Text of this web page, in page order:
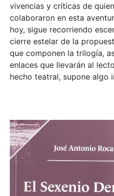
vivencias y críticas de
colaboraron en esta
hoy, sigue recorriendo
cierre estelar de la
que componen la trilogía,
enlaces que llevarán al
hecho teatral, supone algo